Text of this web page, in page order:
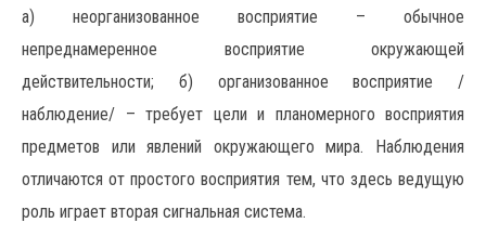
а) неорганизованное восприятие – обычное
непреднамеренное восприятие окружающей
действительности; б) организованное восприятие /
наблюдение/ – требует цели и планомерного восприятия
предметов или явлений окружающего мира. Наблюдения
отличаются от простого восприятия тем, что здесь ведущую
роль играет вторая сигнальная система.